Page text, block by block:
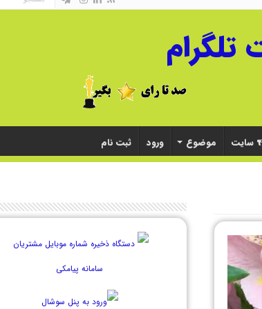
سایت موضوع ورود ثبت نام